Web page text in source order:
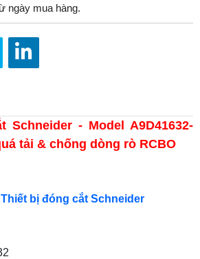
ngày mua hàng.
Schneider - Model A9D41632-
tải & chống dòng rò RCBO
bị đóng cắt Schneider